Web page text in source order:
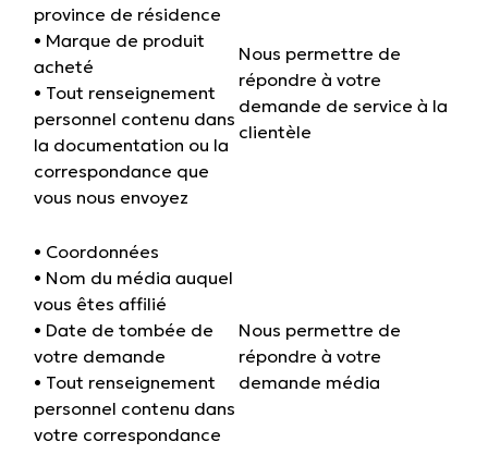
province de résidence
• Marque de produit
acheté
• Tout renseignement
personnel contenu dans
la documentation ou la
correspondance que
vous nous envoyez
Nous permettre de
répondre à votre
demande de service à la
clientèle
• Coordonnées
• Nom du média auquel
vous êtes affilié
• Date de tombée de
votre demande
• Tout renseignement
personnel contenu dans
votre correspondance
Nous permettre de
répondre à votre
demande média